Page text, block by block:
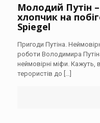
Молодий Путін
хлопчик на
Spiegel
Пригоди Путіна.
роботи Володимира
неймовірні міфи. Кажуть,
терористів до […]